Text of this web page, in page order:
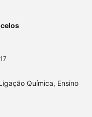
Química, Ensino